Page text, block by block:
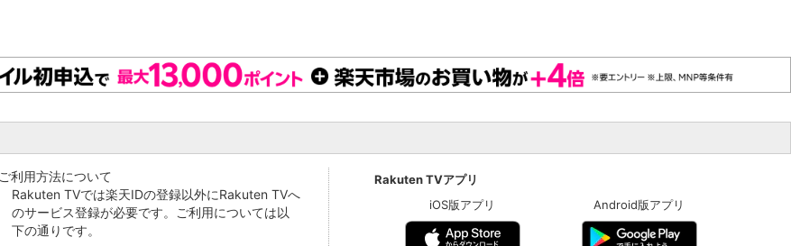
ご利用方法について
Rakuten TVでは楽天IDの登録以外にRakuten TVへ
のサービス登録が必要です。ご利用については以
下の通りです。
Rakuten TVアプリ
iOS版アプリ
Android版アプリ